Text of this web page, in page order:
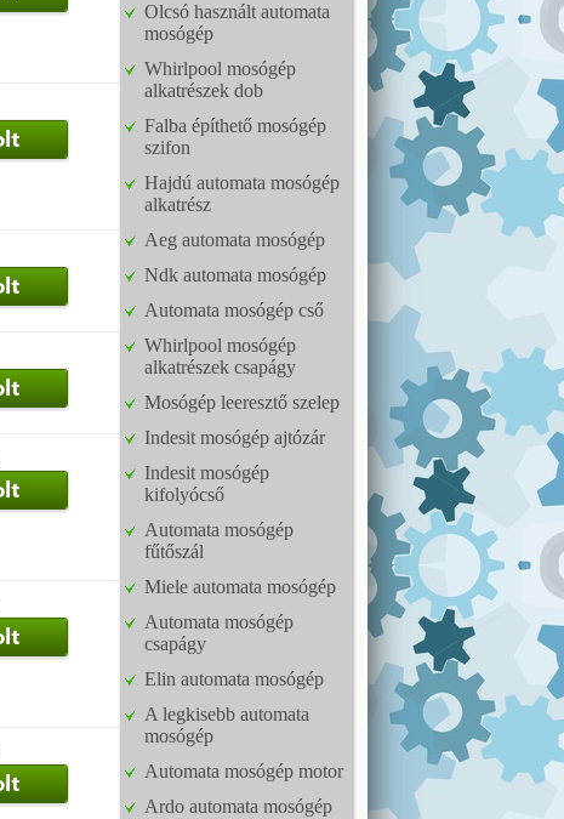
Olcsó használt automata
mosógép
Whirlpool mosógép
alkatrészek dob
Falba építhető mosógép
szifon
Hajdú automata mosógép
alkatrész
Aeg automata mosógép
Ndk automata mosógép
Automata mosógép cső
Whirlpool mosógép
alkatrészek csapágy
Mosógép leeresztő szelep
Indesit mosógép ajtózár
Indesit mosógép
kifolyócső
Automata mosógép
fűtőszál
Miele automata mosógép
Automata mosógép
csapágy
Elin automata mosógép
A legkisebb automata
mosógép
Automata mosógép motor
Ardo automata mosógép